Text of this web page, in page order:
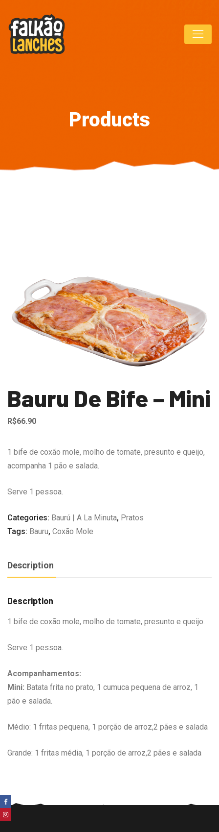
Products
Bauru De Bife – Mini
R$66.90
1 bife de coxão mole, molho de tomate, presunto e queijo,
acompanha 1 pão e salada.
Serve 1 pessoa.
Categories: Baurú | A La Minuta, Pratos
Tags: Bauru, Coxão Mole
Description
Description
1 bife de coxão mole, molho de tomate, presunto e queijo.
Serve 1 pessoa.
Acompanhamentos:
Mini: Batata frita no prato, 1 cumuca pequena de arroz, 1
pão e salada.
Médio: 1 fritas pequena, 1 porção de arroz,2 pães e salada
Grande: 1 fritas média, 1 porção de arroz,2 pães e salada